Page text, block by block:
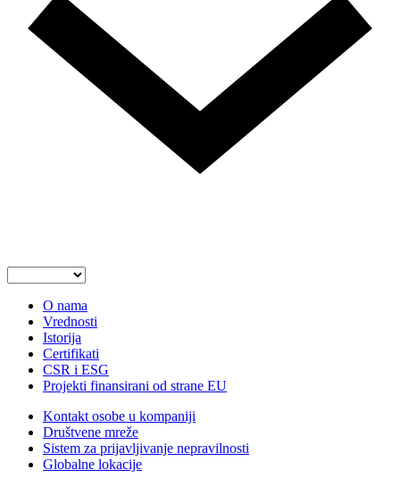
O nama
Vrednosti
Istorija
Certifikati
CSR i ESG
Projekti finansirani od strane EU
Kontakt osobe u kompaniji
Društvene mreže
Sistem za prijavljivanje nepravilnosti
Globalne lokacije